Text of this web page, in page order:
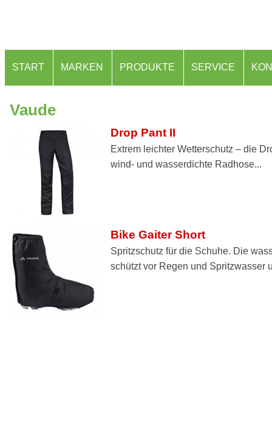
START MARKEN PRODUKTE SERVICE
Vaude
Drop Pant II
Extrem leichter Wetterschutz – die
wind- und wasserdichte Radhose...
Bike Gaiter Short
Spritzschutz für die Schuhe. Die
schützt vor Regen und Spritzwasser